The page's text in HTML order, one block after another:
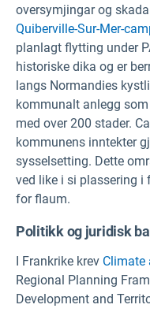
oversymjingar og
Quiberville-Sur-Mer-
planlagt flytting under
historiske dika og er
langs Normandies
kommunalt anlegg
med over 200 stader.
kommunens inntekter
sysselsetting. Dette
ved like i si plassering
for flaum.
Politikk og juridisk
I Frankrike krev Climate
Regional Planning
Development and